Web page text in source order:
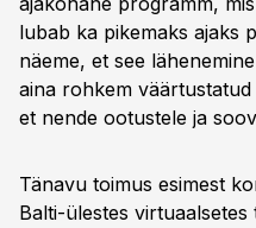
lubab ka pikemaks ajaks
näeme, et see
aina rohkem
et nende ootustele ja
Tänavu toimus esimest
Balti-ülestes virtuaalsetes